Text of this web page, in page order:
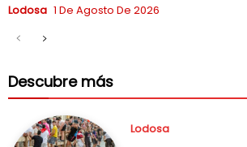
Lodosa 1 De Agosto De 2026
Descubre más
Lodosa